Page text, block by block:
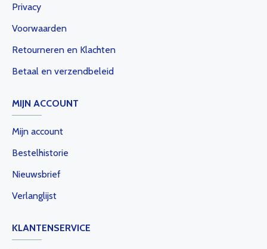
Privacy
Voorwaarden
Retourneren en Klachten
Betaal en verzendbeleid
MIJN ACCOUNT
Mijn account
Bestelhistorie
Nieuwsbrief
Verlanglijst
KLANTENSERVICE